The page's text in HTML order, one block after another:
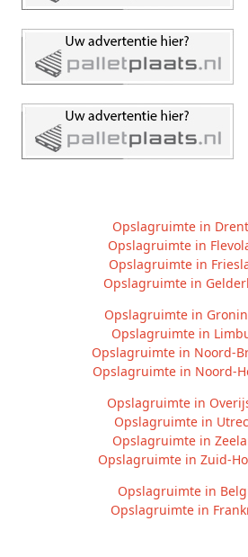
Opslagruimte in
Opslagruimte in
Opslagruimte in
Opslagruimte in
Opslagruimte in
Opslagruimte in
Opslagruimte in Noord-
Opslagruimte in Noord-
Opslagruimte in
Opslagruimte in
Opslagruimte in
Opslagruimte in Zuid-
Opslagruimte in
Opslagruimte in